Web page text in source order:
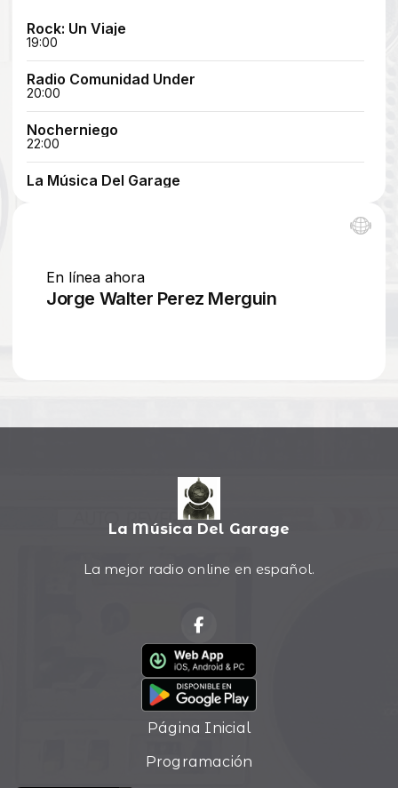
La Música Del Garage
La mejor radio online en español.
Página Inicial
Programación